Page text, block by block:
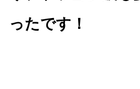
ったです！